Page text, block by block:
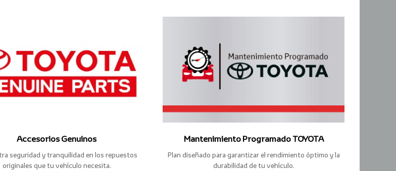
Accesorios Genuinos
seguridad y tranquilidad en los repuestos
originales que tu vehículo necesita.
Mantenimiento Programado TOYOTA
Plan diseñado para garantizar el rendimiento óptimo y la
durabilidad de tu vehículo.